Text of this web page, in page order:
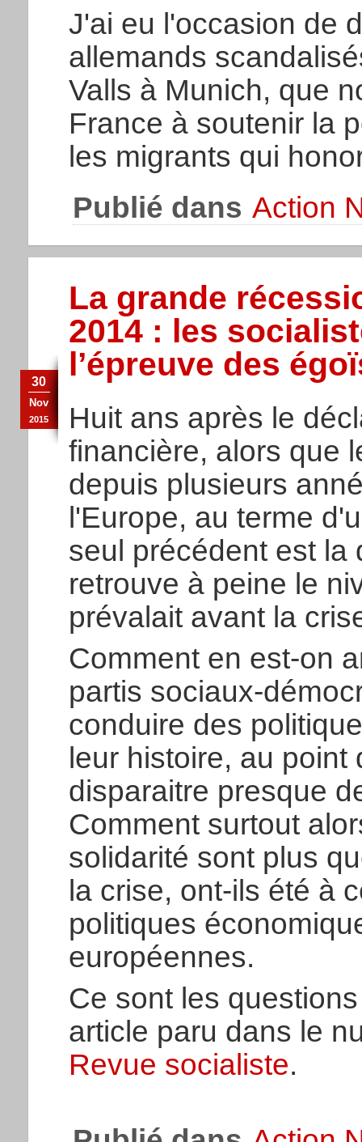
J'ai eu l'occasion de
allemands
Valls à Munich, que
France à soutenir la
les migrants qui
Publié dans Action
La grande
2014 : les
l’épreuve des
30
Nov
2015
Huit ans après le
financière, alors que
depuis plusieurs
l'Europe, au terme
seul précédent est la
retrouve à peine le
prévalait avant la
Comment en est-on
partis sociaux-
conduire des
leur histoire, au
disparaitre presque
Comment surtout
solidarité sont plus
la crise, ont-ils été à
politiques
européennes.
Ce sont les
article paru dans le
Revue socialiste.